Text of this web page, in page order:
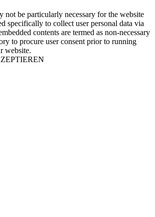
not be particularly necessary for the website
specifically to collect user personal data via
contents are termed as non-necessary
to procure user consent prior to running
website.